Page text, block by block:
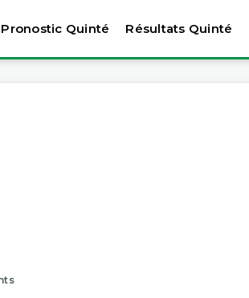
Pronostic Quinté Résultats Quinté